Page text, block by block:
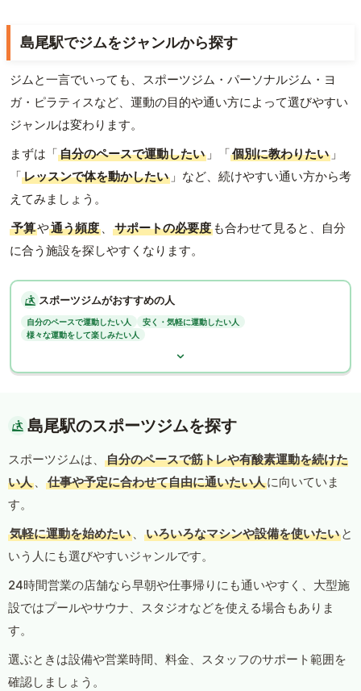
島尾駅でジムをジャンルから探す
ジムと一言でいっても、スポーツジム・パーソナルジム・ヨ
ガ・ピラティスなど、運動の目的や通い方によって選びやすい
ジャンルは変わります。
まずは「自分のペースで運動したい 」「個別に教わりたい 」
「レッスンで体を動かしたい 」など、続けやすい通い方から考
えてみましょう。
予算や通う頻度 、 サポートの必要度 も合わせて見ると、自分
に合う施設を探しやすくなります。
スポーツジムがおすすめの人
自分のペースで運動したい人
安く・気軽に運動したい人
様々な運動をして楽しみたい人
島尾駅のスポーツジムを探す
スポーツジムは、
自分のペースで筋トレや有酸素運動を続けた
い人 、 仕事や予定に合わせて自由に通いたい人に向いていま
す。
気軽に運動を始めたい 、 いろいろなマシンや設備を使いたい と
いう人にも選びやすいジャンルです。
24時間営業の店舗なら早朝や仕事帰りにも通いやすく、大型施
設ではプールやサウナ、スタジオなどを使える場合もありま
す。
選ぶときは設備や営業時間、料金、スタッフのサポート範囲を
確認しましょう。